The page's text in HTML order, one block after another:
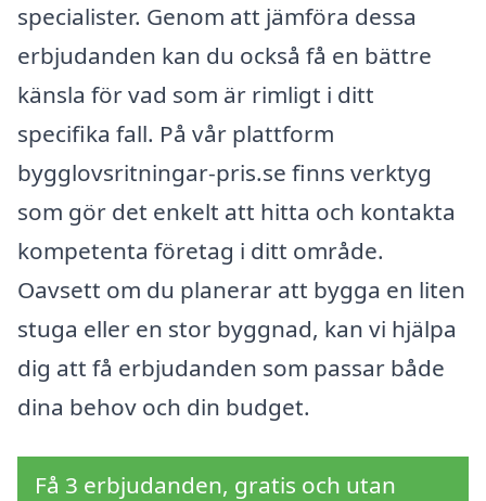
specialister. Genom att jämföra dessa
erbjudanden kan du också få en bättre
känsla för vad som är rimligt i ditt
specifika fall. På vår plattform
bygglovsritningar-pris.se finns verktyg
som gör det enkelt att hitta och kontakta
kompetenta företag i ditt område.
Oavsett om du planerar att bygga en liten
stuga eller en stor byggnad, kan vi hjälpa
dig att få erbjudanden som passar både
dina behov och din budget.
Få 3 erbjudanden, gratis och utan